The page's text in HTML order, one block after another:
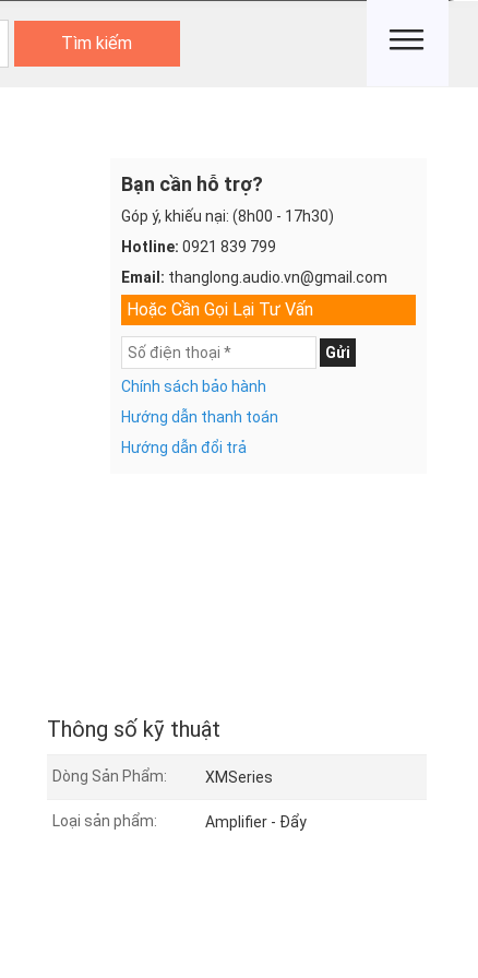
Tìm kiếm
Bạn cần hỗ trợ?
Góp ý, khiếu nại: (8h00 - 17h30)
Hotline: 0921 839 799
Email: thanglong.audio.vn@gmail.com
Hoặc Cần Gọi Lại Tư Vấn
Gửi
Chính sách bảo hành
Hướng dẫn thanh toán
Hướng dẫn đổi trả
Thông số kỹ thuật
Dòng Sản Phẩm: XMSeries
Loại sản phẩm: Amplifier - Đẩy